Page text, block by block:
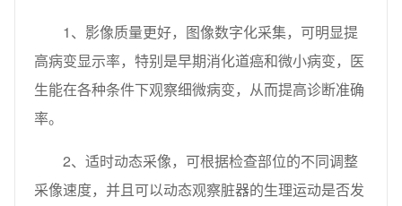
1、影像质量更好，图像数字化采集，可明显提
高病变显示率，特别是早期消化道癌和微小病变，医
生能在各种条件下观察细微病变，从而提高诊断准确
率。
2、适时动态采像，可根据检查部位的不同调整
采像速度，并且可以动态观察脏器的生理运动是否发